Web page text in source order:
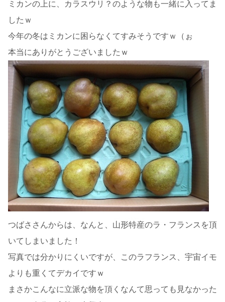
ミカンの上に、カラスウリ？のような物も一緒に入ってま
したｗ
今年の冬はミカンに困らなくてすみそうですｗ（ぉ
本当にありがとうございましたｗ
つばささんからは、なんと、山形特産のラ・フランスを頂
いてしまいました！
写真では分かりにくいですが、このラフランス、宇宙イモ
よりも重くてデカイですｗ
まさかこんなに立派な物を頂くなんて思っても見なかった